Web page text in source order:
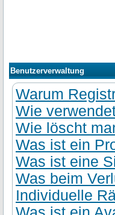
Benutzerverwaltung
Warum
Wie
Wie löscht
Was ist ein
Was ist eine
Was beim
Individuelle